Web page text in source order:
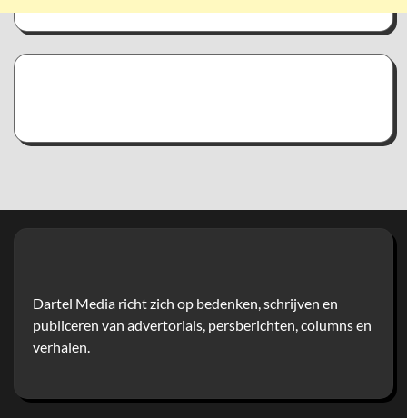
Dartel Media richt zich op bedenken, schrijven en
publiceren van advertorials, persberichten, columns en
verhalen.